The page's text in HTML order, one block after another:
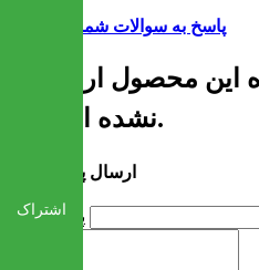
پاسخ به سوالات شما
این محصول ارسال
نشده است.
ارسال پرسش
پرسش
اشتراک